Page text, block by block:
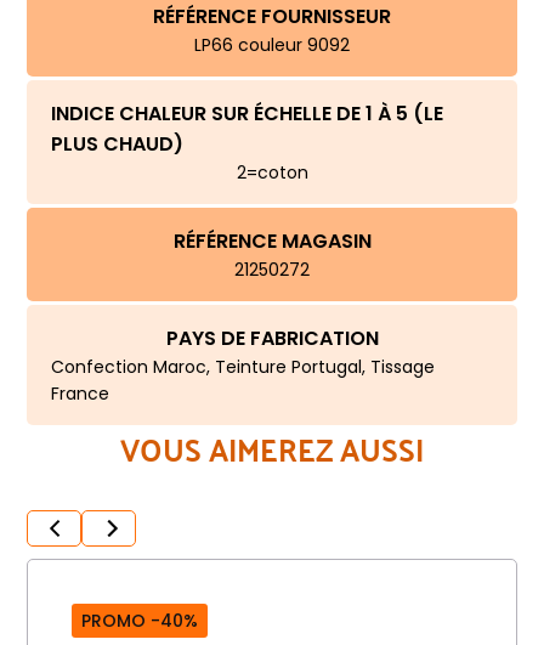
RÉFÉRENCE FOURNISSEUR
LP66 couleur 9092
INDICE CHALEUR SUR ÉCHELLE DE 1 À 5 (LE
PLUS CHAUD)
2=coton
RÉFÉRENCE MAGASIN
21250272
PAYS DE FABRICATION
Confection Maroc, Teinture Portugal, Tissage
France
VOUS AIMEREZ AUSSI
PROMO -40%